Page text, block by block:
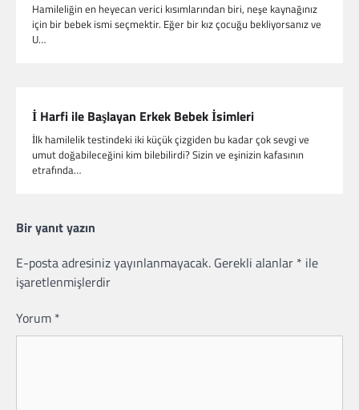
Hamileliğin en heyecan verici kısımlarından biri, neşe kaynağınız
için bir bebek ismi seçmektir. Eğer bir kız çocuğu bekliyorsanız ve
U…
İ Harfi ile Başlayan Erkek Bebek İsimleri
İlk hamilelik testindeki iki küçük çizgiden bu kadar çok sevgi ve
umut doğabileceğini kim bilebilirdi? Sizin ve eşinizin kafasının
etrafında…
Bir yanıt yazın
E-posta adresiniz yayınlanmayacak. Gerekli alanlar * ile
işaretlenmişlerdir
Yorum *